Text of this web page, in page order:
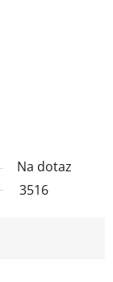
Na dotaz
3516